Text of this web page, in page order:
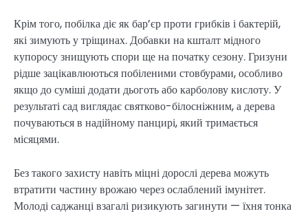
Крім того, побілка діє як бар’єр проти грибків і бактерій,
які зимують у тріщинах. Добавки на кшталт мідного
купоросу знищують спори ще на початку сезону. Гризуни
рідше зацікавлюються побіленими стовбурами, особливо
якщо до суміші додати дьоготь або карболову кислоту. У
результаті сад виглядає святково-білосніжним, а дерева
почуваються в надійному панцирі, який тримається
місяцями.
Без такого захисту навіть міцні дорослі дерева можуть
втратити частину врожаю через ослаблений імунітет.
Молоді саджанці взагалі ризикують загинути — їхня тонка